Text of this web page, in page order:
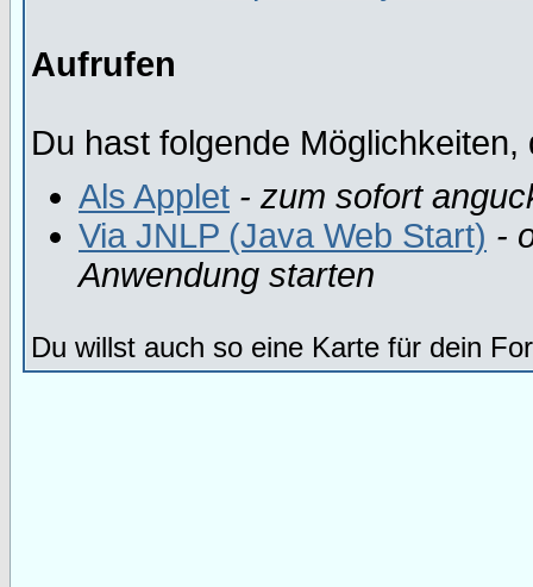
Aufrufen
Du hast folgende
Als Applet - zum sofort
Via JNLP (Java Web Start) -
Anwendung starten
Du willst auch so eine Karte für dein